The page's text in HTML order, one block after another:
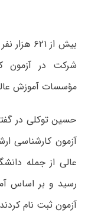
بیش از
مؤسسات آموزش
حسین توکلی در
آزمون ثبت نام